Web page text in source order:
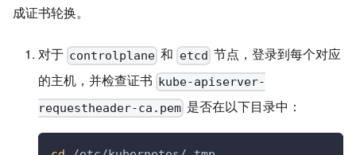
成证书轮换。
对于 controlplane 和 etcd 节点，登录到每个对应
的主机，并检查证书 kube-apiserver-
requestheader-ca.pem 是否在以下目录中：